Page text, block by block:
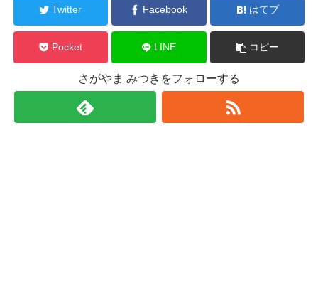
Twitter Facebook はてブ
Pocket LINE コピー
さがやま みつきをフォローする